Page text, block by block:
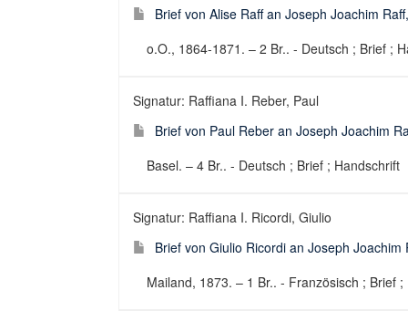
Brief von Alise Raff an Joseph Joachim
o.O., 1864-1871. – 2 Br.. - Deutsch ; Brief ;
Signatur: Raffiana I. Reber, Paul
Brief von Paul Reber an Joseph Joachim
Basel. – 4 Br.. - Deutsch ; Brief ; Handschrift
Signatur: Raffiana I. Ricordi, Giulio
Brief von Giulio Ricordi an Joseph Joachim
Mailand, 1873. – 1 Br.. - Französisch ; Brief